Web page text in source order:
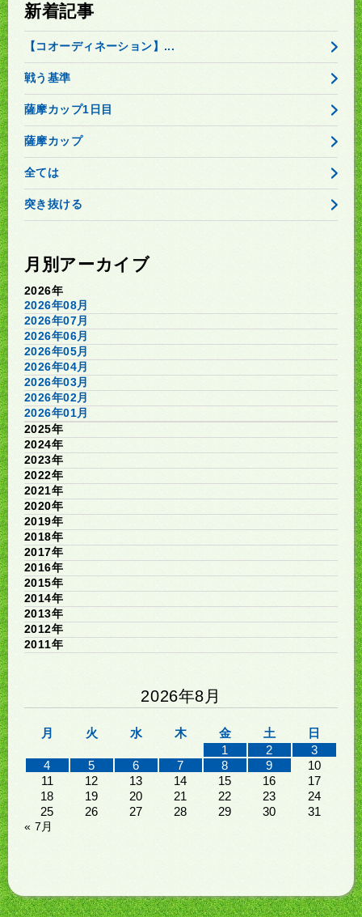
新着記事
【コオーディネーション】...
戦う基準
薩摩カップ1日目
薩摩カップ
全ては
突き抜ける
月別アーカイブ
2026年
2026年08月
2026年07月
2026年06月
2026年05月
2026年04月
2026年03月
2026年02月
2026年01月
2025年
2024年
2023年
2022年
2021年
2020年
2019年
2018年
2017年
2016年
2015年
2014年
2013年
2012年
2011年
2026年8月
月 火 水 木 金 土
日
1
2
3
4
5 6 7 8 9
10
11
12 13 14 15 16
17
18
19 20 21 22 23
24
25
26 27 28 29 30 31
« 7月